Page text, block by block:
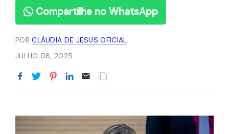
Compartilhe no WhatsApp
PORCLÁUDIA DE JESUS OFICIAL
JULHO 08, 2025